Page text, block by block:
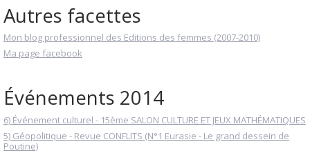
Autres facettes
Mon blog professionnel des Editions des femmes (2007-2010)
Ma page facebook
Événements 2014
6) Événement culturel - 15ème SALON CULTURE ET JEUX MATHÉMATIQUES
5) Géopolitique - Revue CONFLITS (N°1 Eurasie - Le grand dessein de
Poutine)